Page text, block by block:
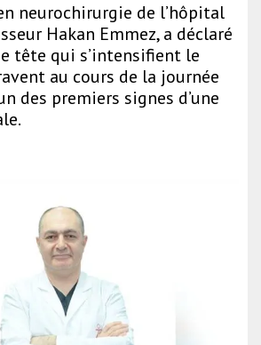
neurochirurgie de l’hôpital
Hakan Emmez, a déclaré
tête qui s’intensifient le
au cours de la journée
des premiers signes d’une